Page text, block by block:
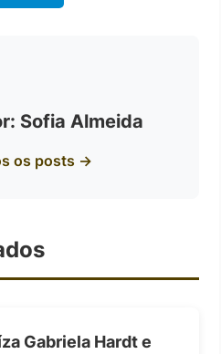
Sofia Almeida
os posts →
Gabriela Hardt e